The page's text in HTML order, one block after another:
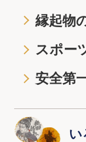
縁起物
スポー
安全第
い